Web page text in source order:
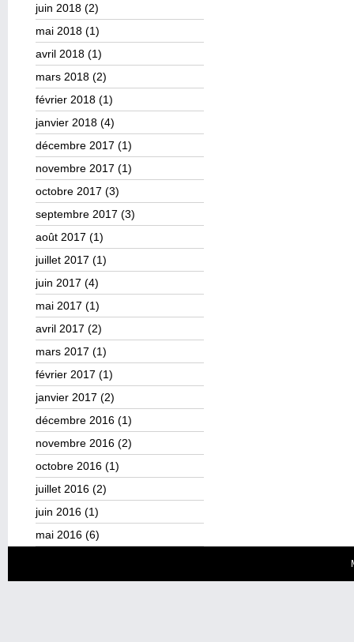
juin 2018 (2)
mai 2018 (1)
avril 2018 (1)
mars 2018 (2)
février 2018 (1)
janvier 2018 (4)
décembre 2017 (1)
novembre 2017 (1)
octobre 2017 (3)
septembre 2017 (3)
août 2017 (1)
juillet 2017 (1)
juin 2017 (4)
mai 2017 (1)
avril 2017 (2)
mars 2017 (1)
février 2017 (1)
janvier 2017 (2)
décembre 2016 (1)
novembre 2016 (2)
octobre 2016 (1)
juillet 2016 (2)
juin 2016 (1)
mai 2016 (6)